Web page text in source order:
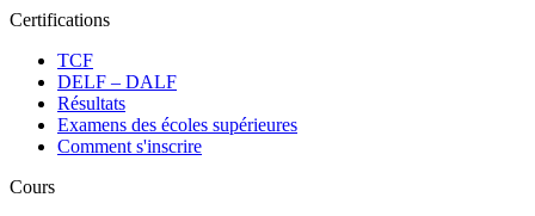
Certifications
TCF
DELF – DALF
Résultats
Examens des écoles supérieures
Comment s'inscrire
Cours